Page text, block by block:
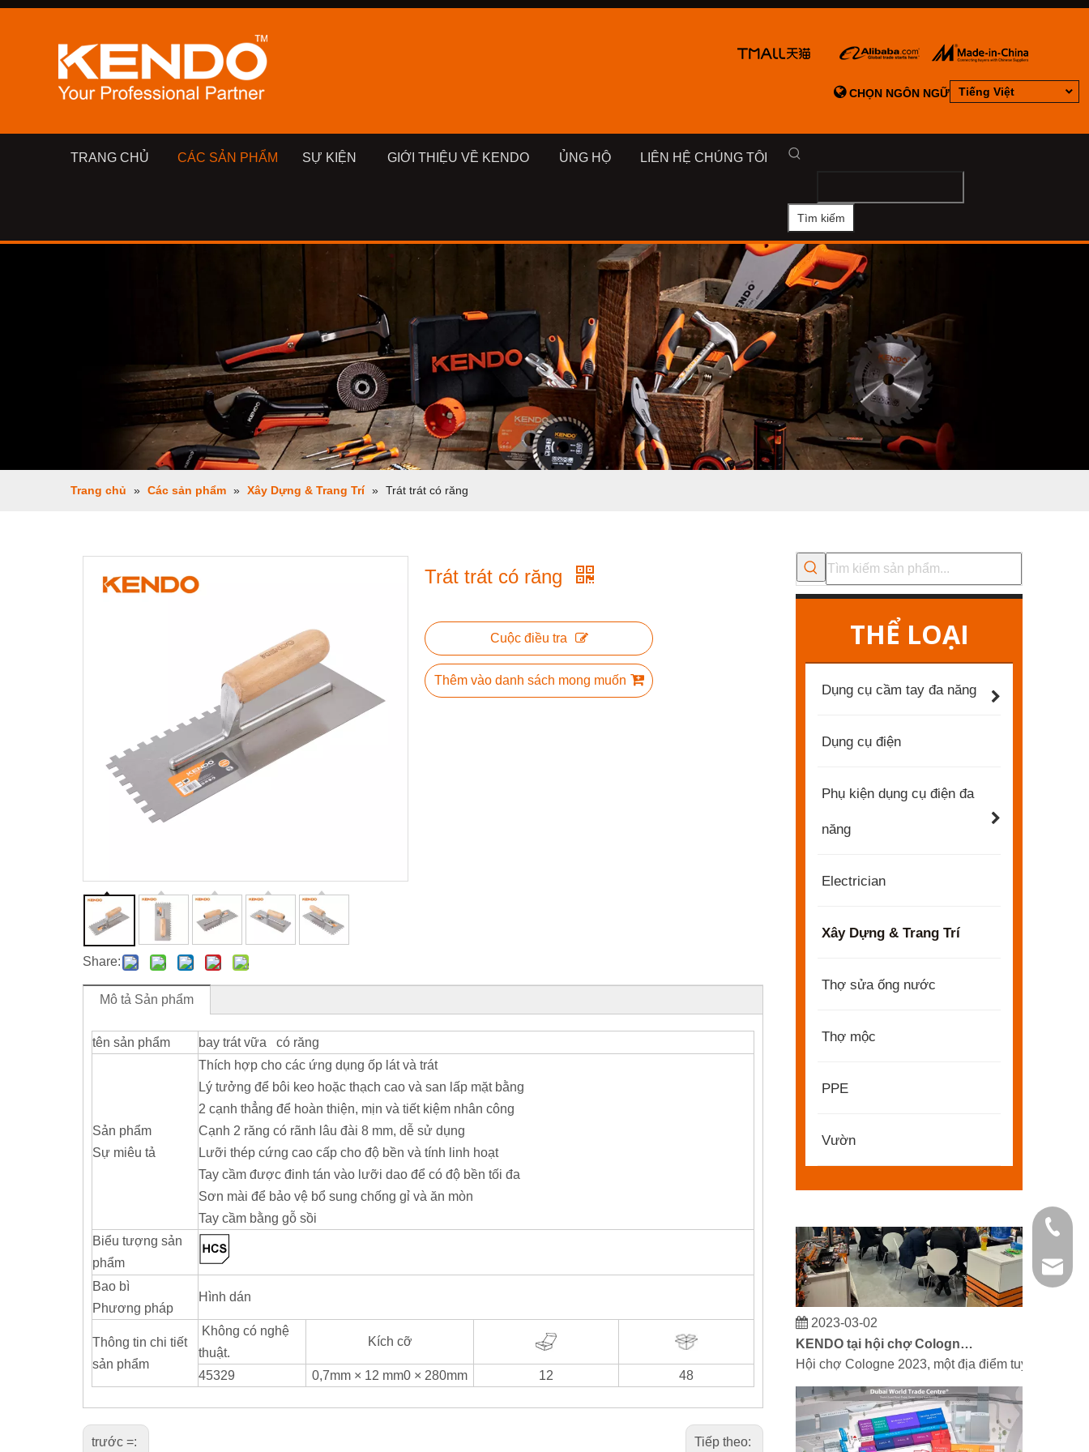
CHỌN NGÔN NGỮ Tiếng Việt
TRANG CHỦ CÁC SẢN PHẨM SỰ KIỆN GIỚI THIỆU VỀ KENDO ỦNG HỘ LIÊN HỆ CHÚNG TÔI
Tìm kiếm
Trang chủ » Các sản phẩm » Xây Dựng & Trang Trí » Trát trát có răng
Share:
Trát trát có răng
Cuộc điều tra
Thêm vào danh sách mong muốn
Mô tả Sản phẩm
tên sản phẩm bay trát vữa có răng
Sản phẩm
Sự miêu tả
Thích hợp cho các ứng dụng ốp lát và trát
Lý tưởng để bôi keo hoặc thạch cao và san lấp mặt bằng
2 cạnh thẳng để hoàn thiện, mịn và tiết kiệm nhân công
Cạnh 2 răng có rãnh lâu đài 8 mm, dễ sử dụng
Lưỡi thép cứng cao cấp cho độ bền và tính linh hoạt
Tay cầm được đinh tán vào lưỡi dao để có độ bền tối đa
Sơn mài để bảo vệ bổ sung chống gỉ và ăn mòn
Tay cầm bằng gỗ sồi
Biểu tượng sản
phẩm
Bao bì
Phương pháp
Hình dán
Thông tin chi tiết
sản phẩm
Không có nghệ
thuật.
Kích cỡ
45329 0,7mm × 12 mm0 × 280mm 12 48
trước =: Tiếp theo:
THỂ LOẠI
Dụng cụ cầm tay đa năng
Dụng cụ điện
Phụ kiện dụng cụ điện đa
năng
Electrician
Xây Dựng & Trang Trí
Thợ sửa ống nước
Thợ mộc
PPE
Vườn
Hội chợ Cologne 2023, một địa điểm tuyệt vời
+86 21